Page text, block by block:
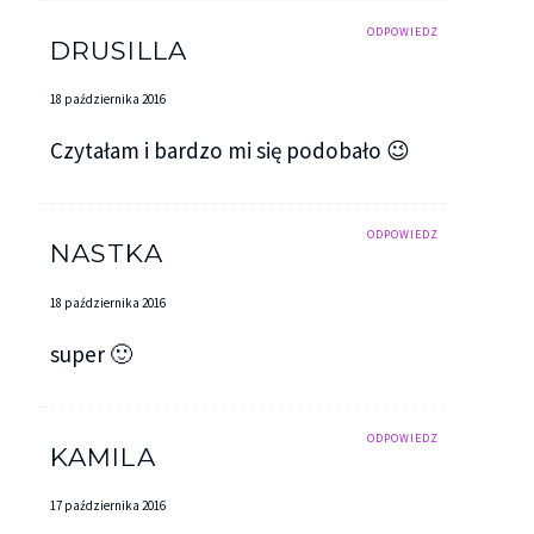
ODPOWIEDZ
DRUSILLA
18 października 2016
Czytałam i bardzo mi się podobało 😉
ODPOWIEDZ
NASTKA
18 października 2016
super 🙂
ODPOWIEDZ
KAMILA
17 października 2016